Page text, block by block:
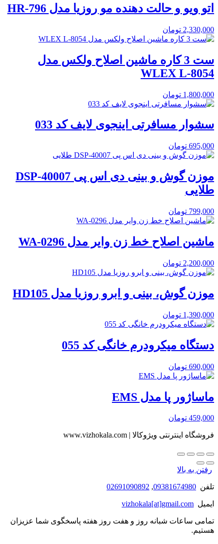
اتو ویو و حالت دهنده مو روزیا مدل HR-796
2,330,000 تومان
ست 3 کاره ماشین اصلاح ولکس مدل
WLEX L-8054
1,800,000 تومان
سشوار مسافرتی اینجوی لایف کد 033
695,000 تومان
موزن گوش و بینی دی اس پی DSP-40007
طلایی
799,000 تومان
ماشین اصلاح خط زن وایر مدل WA-0296
2,200,000 تومان
موزن گوش، بینی و ابرو روزیا مدل HD105
1,390,000 تومان
دستگاه میکرودرم خانگی کد 055
690,000 تومان
ماساژور پا مدل EMS
459,000 تومان
فروشگاه اینترنتی ویژوکالا | www.vizhokala.com
رفتن به بالا
تلفن 09381674980
,
02691090892
ایمیل vizhokala[at]gmail.com
تمامی ساعات شبانه روز و هفت روز هفته پاسخگوی شما عزیزان
هستیم.